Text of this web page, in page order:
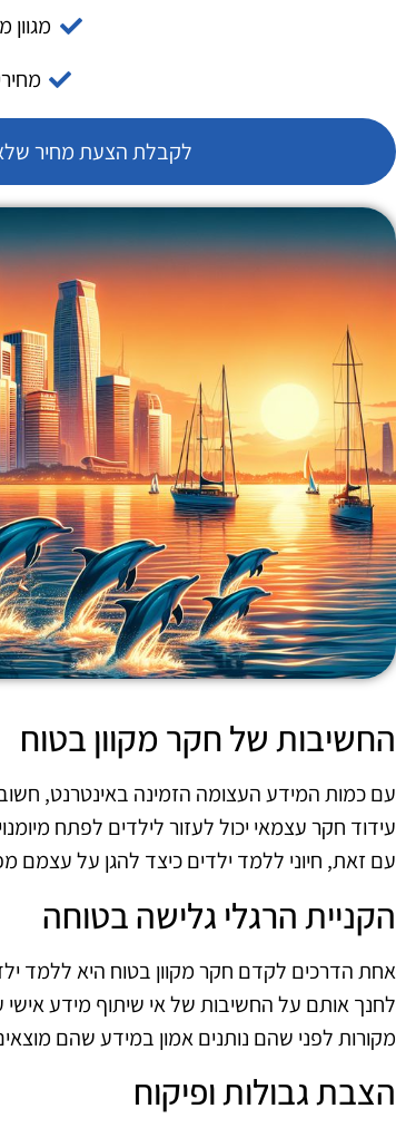
מגוון
לקבלת הצעת מחיר שלא
החשיבות של חקר מקוון בטוח
עם כמות המידע העצומה הזמינה באינטרנט,
עידוד חקר עצמאי יכול לעזור לילדים לפתח
עם זאת, חיוני ללמד ילדים כיצד להגן על עצמם
הקניית הרגלי גלישה בטוחה
אחת הדרכים לקדם חקר מקוון בטוח היא ללמד
לחנך אותם על החשיבות של אי שיתוף מידע אישי
מקורות לפני שהם נותנים אמון במידע שהם
הצבת גבולות ופיקוח